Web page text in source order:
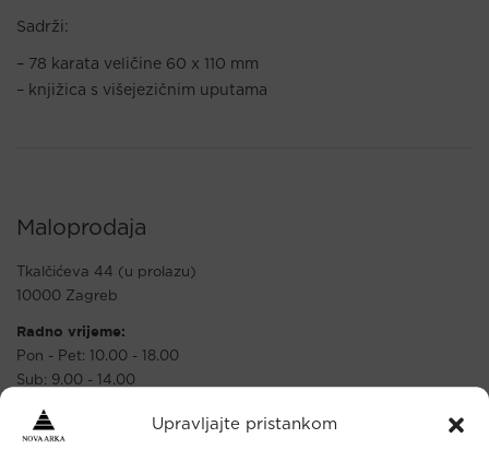
Upravljajte pristankom
Sadrži:
– 78 karata veličine 60 x 110 mm
– knjižica s višejezičnim uputama
Maloprodaja
Tkalčićeva 44 (u prolazu)
10000 Zagreb
Radno vrijeme:
Pon - Pet: 10.00 - 18.00
Sub: 9.00 - 14.00
Telefon: +385 1 4813 467
Mobitel: